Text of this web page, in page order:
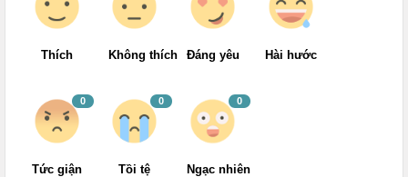
Thích Không thích Đáng yêu Hài hước
0
Tức giận
0
Tồi tệ
0
Ngạc nhiên